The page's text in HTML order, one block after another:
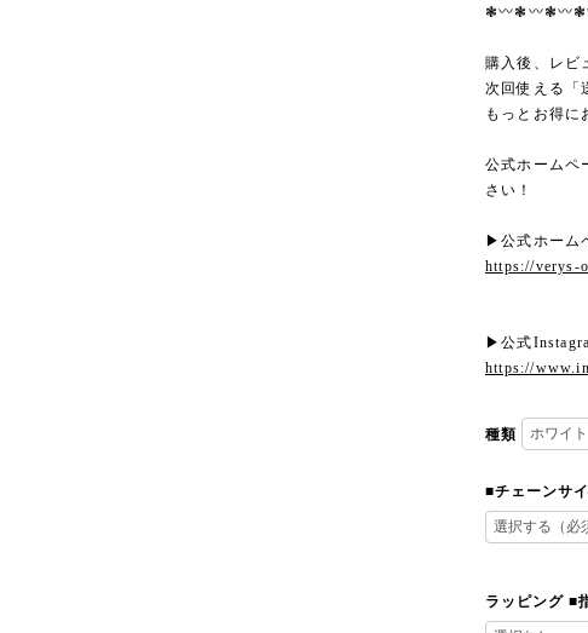
❃〰︎❃〰︎❃〰︎
購入後、レビ
次回使える「
もっとお得に
公式ホームペ
さい！
▶︎公式ホーム
https://verys-
▶︎公式
https://
種類
■チェーンサ
ラッピング ■